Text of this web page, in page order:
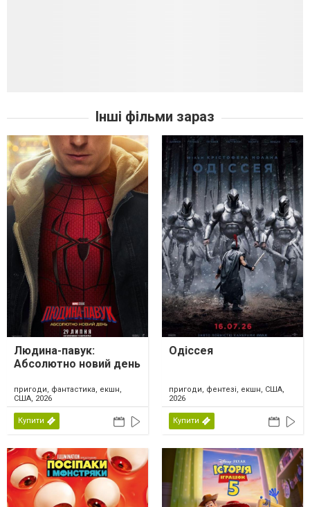
Інші фільми зараз
Людина-павук:
Абсолютно новий день
пригоди, фантастика, екшн,
США, 2026
Купити
Одіссея
пригоди, фентезі, екшн, США,
2026
Купити